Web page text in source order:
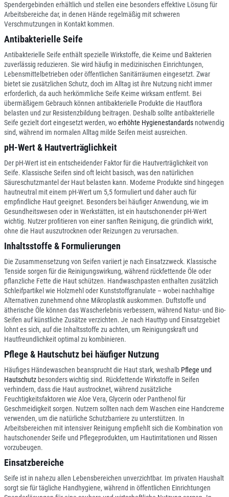
Spendergebinden erhältlich und stellen eine besonders effektive Lösung für
Arbeitsbereiche dar, in denen Hände regelmäßig mit schweren
Verschmutzungen in Kontakt kommen.
Antibakterielle Seife
Antibakterielle Seife enthält spezielle Wirkstoffe, die Keime und Bakterien
zuverlässig reduzieren. Sie wird häufig in medizinischen Einrichtungen,
Lebensmittelbetrieben oder öffentlichen Sanitärräumen eingesetzt. Zwar
bietet sie zusätzlichen Schutz, doch im Alltag ist ihre Nutzung nicht immer
erforderlich, da auch herkömmliche Seife Keime wirksam entfernt. Bei
übermäßigem Gebrauch können antibakterielle Produkte die Hautflora
belasten und zur Resistenzbildung beitragen. Deshalb sollte antibakterielle
Seife gezielt dort eingesetzt werden, woerhöhte Hygienestandardsnotwendig
sind, während im normalen Alltag milde Seifen meist ausreichen.
pH-Wert & Hautverträglichkeit
Der pH-Wert ist ein entscheidender Faktor für die Hautverträglichkeit von
Seife. Klassische Seifen sind oft leicht basisch, was den natürlichen
Säureschutzmantel der Haut belasten kann. Moderne Produkte sind hingegen
hautneutral mit einem pH-Wert um 5,5 formuliert und daher auch für
empfindliche Haut geeignet. Besonders bei häufiger Anwendung, wie im
Gesundheitswesen oder in Werkstätten, ist ein hautschonender pH-Wert
wichtig. Nutzer profitieren von einer sanften Reinigung, die gründlich wirkt,
ohne die Haut auszutrocknen oder Reizungen zu verursachen.
Inhaltsstoffe & Formulierungen
Die Zusammensetzung von Seifen variiert je nach Einsatzzweck. Klassische
Tenside sorgen für die Reinigungswirkung, während rückfettende Öle oder
pflanzliche Fette die Haut schützen. Handwaschpasten enthalten zusätzlich
Schleifpartikel wie Holzmehl oder Kunststoffgranulate – wobei nachhaltige
Alternativen zunehmend ohne Mikroplastik auskommen. Duftstoffe und
ätherische Öle können das Wascherlebnis verbessern, während Natur- und Bio-
Seifen auf künstliche Zusätze verzichten. Je nach Hauttyp und Einsatzgebiet
lohnt es sich, auf die Inhaltsstoffe zu achten, um Reinigungskraft und
Hautfreundlichkeit optimal zu kombinieren.
Pflege & Hautschutz bei häufiger Nutzung
Häufiges Händewaschen beansprucht die Haut stark, weshalb Pflege und
Hautschutzbesonders wichtig sind. Rückfettende Wirkstoffe in Seifen
verhindern, dass die Haut austrocknet, während zusätzliche
Feuchtigkeitsfaktoren wie Aloe Vera, Glycerin oder Panthenol für
Geschmeidigkeit sorgen. Nutzern sollten nach dem Waschen eine Handcreme
verwenden, um die natürliche Schutzbarriere zu unterstützen. In
Arbeitsbereichen mit intensiver Reinigung empfiehlt sich die Kombination von
hautschonender Seife und Pflegeprodukten, um Hautirritationen und Rissen
vorzubeugen.
Einsatzbereiche
Seife ist in nahezu allen Lebensbereichen unverzichtbar. Im privaten Haushalt
sorgt sie für tägliche Handhygiene, während in öffentlichen Einrichtungen